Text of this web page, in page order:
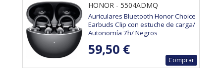
HONOR - 5504ADMQ
Auriculares Bluetooth Honor Choice
Earbuds Clip con estuche de carga/
Autonomía 7h/ Negros
59,50 €
Comprar